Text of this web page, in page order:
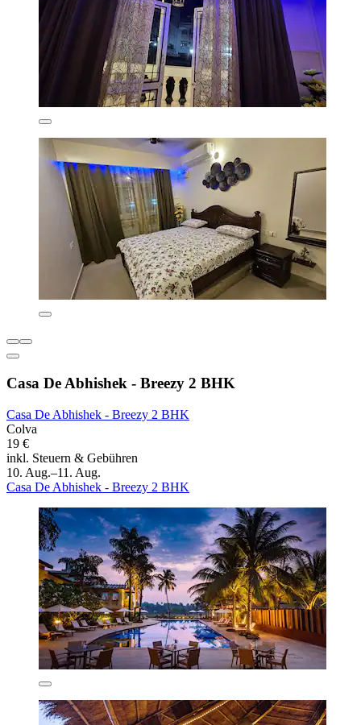
Casa De Abhishek - Breezy 2 BHK
Casa De Abhishek - Breezy 2 BHK
Colva
19 €
inkl. Steuern & Gebühren
10. Aug.–11. Aug.
Casa De Abhishek - Breezy 2 BHK